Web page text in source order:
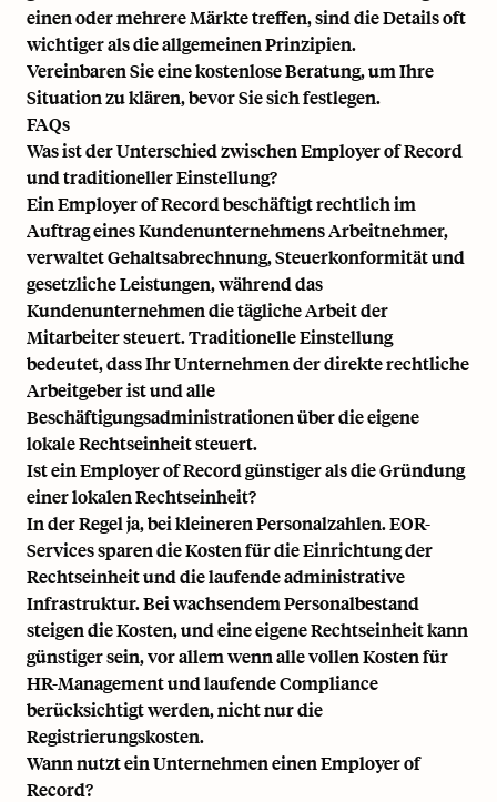
einen oder mehrere Märkte treffen, sind die Details oft
wichtiger als die allgemeinen Prinzipien.
Vereinbaren Sie eine kostenlose Beratung, um Ihre
Situation zu klären, bevor Sie sich festlegen.
FAQs
Was ist der Unterschied zwischen Employer of Record
und traditioneller Einstellung?
Ein Employer of Record beschäftigt rechtlich im
Auftrag eines Kundenunternehmens Arbeitnehmer,
verwaltet Gehaltsabrechnung, Steuerkonformität und
gesetzliche Leistungen, während das
Kundenunternehmen die tägliche Arbeit der
Mitarbeiter steuert. Traditionelle Einstellung
bedeutet, dass Ihr Unternehmen der direkte rechtliche
Arbeitgeber ist und alle
Beschäftigungsadministrationen über die eigene
lokale Rechtseinheit steuert.
Ist ein Employer of Record günstiger als die Gründung
einer lokalen Rechtseinheit?
In der Regel ja, bei kleineren Personalzahlen. EOR-
Services sparen die Kosten für die Einrichtung der
Rechtseinheit und die laufende administrative
Infrastruktur. Bei wachsendem Personalbestand
steigen die Kosten, und eine eigene Rechtseinheit kann
günstiger sein, vor allem wenn alle vollen Kosten für
HR-Management und laufende Compliance
berücksichtigt werden, nicht nur die
Registrierungskosten.
Wann nutzt ein Unternehmen einen Employer of
Record?